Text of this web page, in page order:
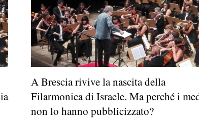
A Brescia rivive la nascita della
Filarmonica di Israele. Ma perché i
non lo hanno pubblicizzato?